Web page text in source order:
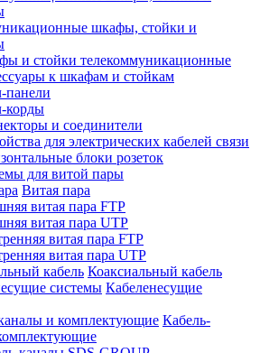
шкафы, стойки и
и стойки телекоммуникационные
к шкафам и стойкам
панели
корды
и соединители
для электрических кабелей связи
блоки розеток
для витой пары
Витая пара
витая пара FTP
витая пара UTP
витая пара FTP
витая пара UTP
Коаксиальный кабель
Кабеленесущие
Кабель-